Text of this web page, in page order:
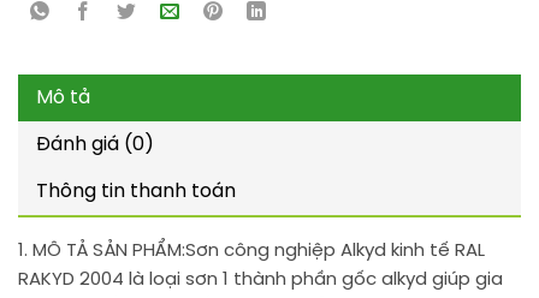
Mô tả
Đánh giá (0)
Thông tin thanh toán
1. MÔ TẢ SẢN PHẨM:Sơn công nghiệp Alkyd kinh tế RAL
RAKYD 2004 là loại sơn 1 thành phần gốc alkyd giúp gia